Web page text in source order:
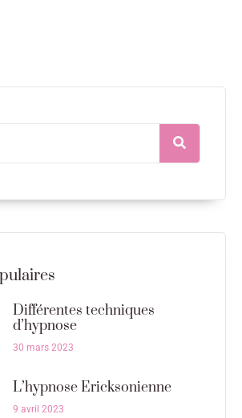
Différentes techniques
d’hypnose
30 mars 2023
L’hypnose Ericksonienne
9 avril 2023